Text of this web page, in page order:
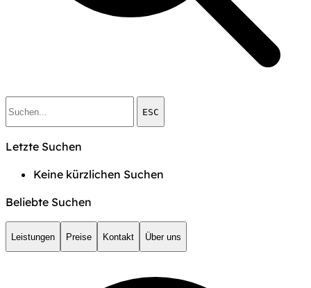
ESC
Letzte Suchen
Keine kürzlichen Suchen
Beliebte Suchen
Leistungen Preise Kontakt Über uns